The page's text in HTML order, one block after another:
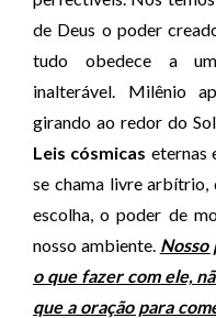
de Deus o poder
tudo obedece a
inalterável. Milênio
girando ao redor do
Leis cósmicas eternas
se chama livre arbítrio,
escolha, o poder de
nosso ambiente. Nosso
o que fazer com ele,
que a oração para